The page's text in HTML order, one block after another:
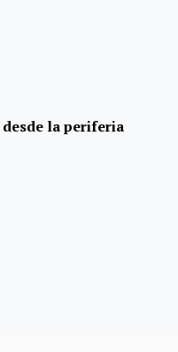
desde la periferia